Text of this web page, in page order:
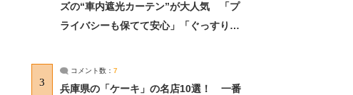
ズの“車内遮光カーテン”が大人気 「プ
ライバシーも保てて安心」「ぐっすり眠
3
コメント数： 7
兵庫県の「ケーキ」の名店10選！ 一番